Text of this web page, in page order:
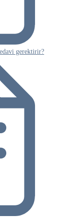
gerektirir?